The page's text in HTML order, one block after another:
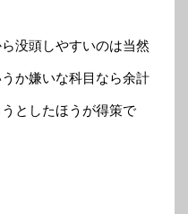
没頭しやすいのは当然
か嫌いな科目なら余計
としたほうが得策で